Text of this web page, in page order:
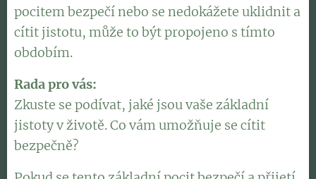
pocitem bezpečí nebo se nedokážete uklidnit a
cítit jistotu, může to být propojeno s tímto
obdobím.
Rada pro vás:
Zkuste se podívat, jaké jsou vaše základní
jistoty v životě. Co vám umožňuje se cítit
bezpečně?